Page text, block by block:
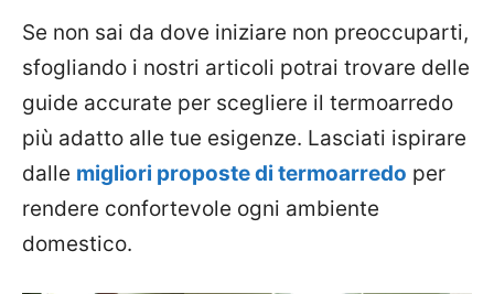
Se non sai da dove iniziare non preoccuparti,
sfogliando i nostri articoli potrai trovare delle
guide accurate per scegliere il termoarredo
più adatto alle tue esigenze. Lasciati ispirare
dalle migliori proposte di termoarredo per
rendere confortevole ogni ambiente
domestico.